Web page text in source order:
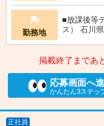
勤務地
■放課後等
ス） 石川
掲載終了まであ
応募画面へ
かんたん3ステッ
正社員